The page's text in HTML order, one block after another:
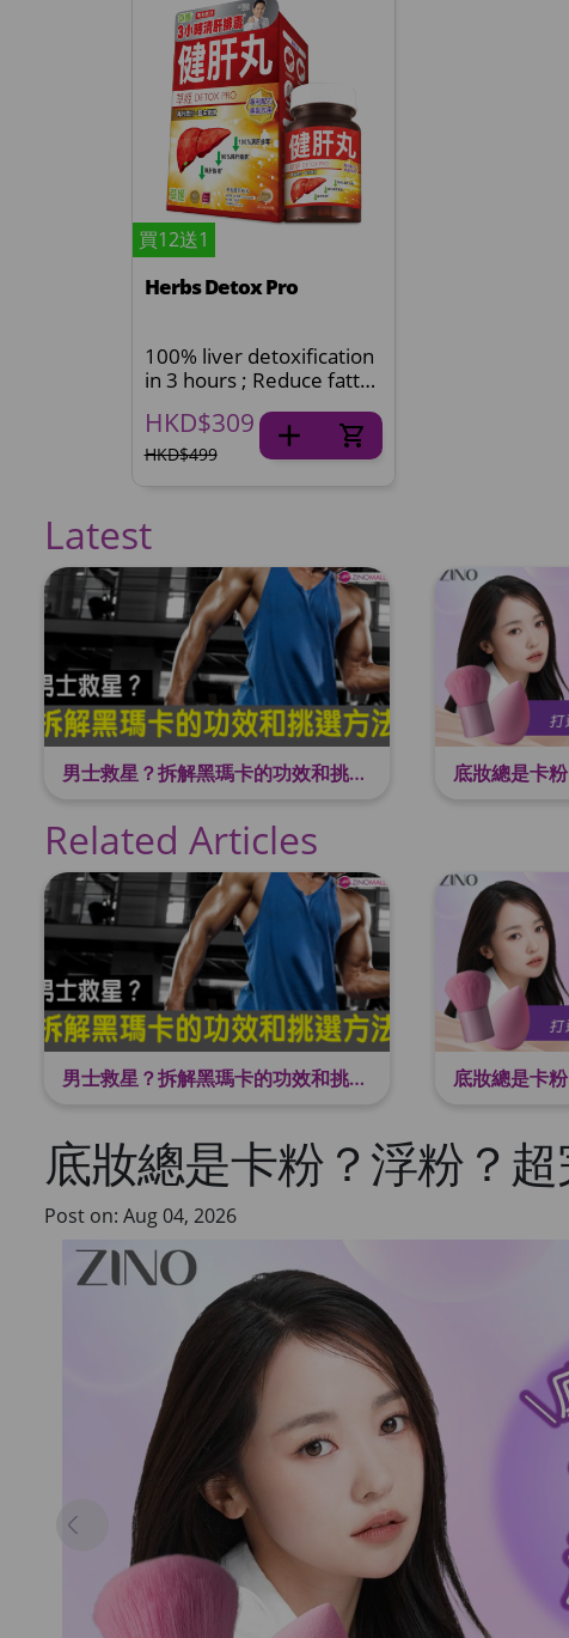
買12送1
Herbs Detox Pro
100% liver detoxification
in 3 hours ; Reduce fatty
HKD$309
HKD$499
Latest
男士救星？拆解黑瑪卡的功效和挑選方法
Related Articles
男士救星？拆解黑瑪卡的功效和挑選方法
底妝總是卡粉？浮粉？
Post on: Aug 04, 2026